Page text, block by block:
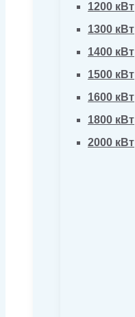
1200 кВт
1300 кВт
1400 кВт
1500 кВт
1600 кВт
1800 кВт
2000 кВт